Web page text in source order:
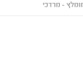
- מרדכי